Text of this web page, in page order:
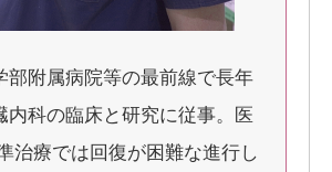
部附属病院等の最前線で長年
内科の臨床と研究に従事。医
治療では回復が困難な進行し